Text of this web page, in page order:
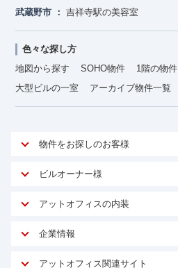
武蔵野市
吉祥寺駅の美容室
色々な探し方
地図から探す
SOHO物件 1階の物件
大型ビルの一室
アーカイブ物件一覧
物件をお探しのお客様
アットオフィスが選ばれる理由
ご契約者様インタビュー
オフィスお役立ちコラム
ビルオーナー様
オーナー様向けサービス
マイソク作成
物件情報から成約賃料を予測
アットオフィスの内装
サービス内容
企業情報
アットオフィス関連サイト